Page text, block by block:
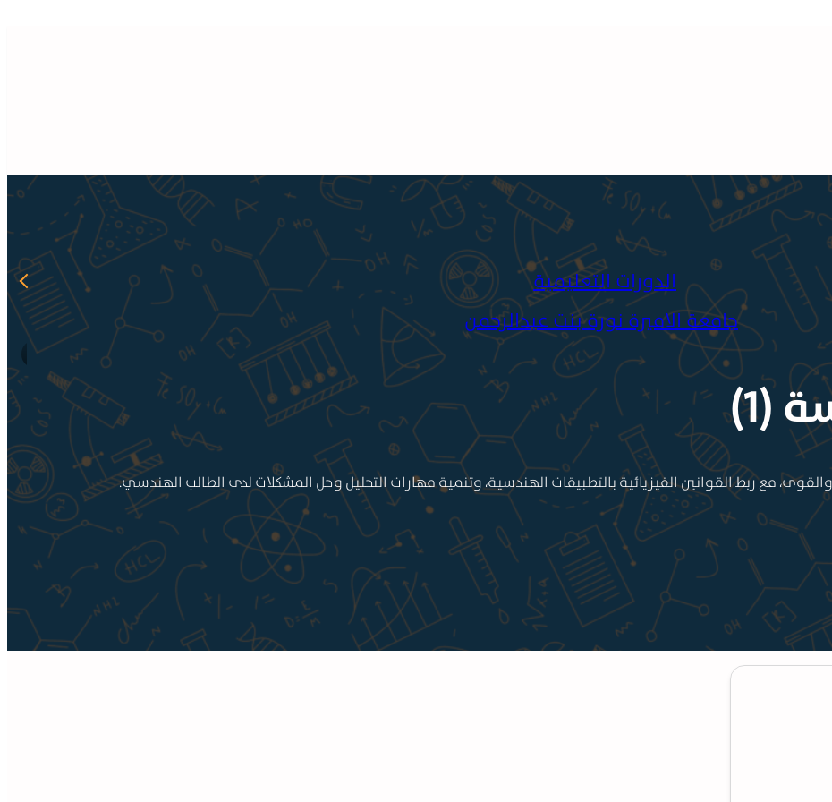
الدورات التعليمية
جامعة الاميرة نورة بنت عبدالرحمن
(1)
مع ربط القوانين الفيزيائية بالتطبيقات الهندسية، وتنمية مهارات التحليل وحل المشكلات لدى الطالب الهندسي.